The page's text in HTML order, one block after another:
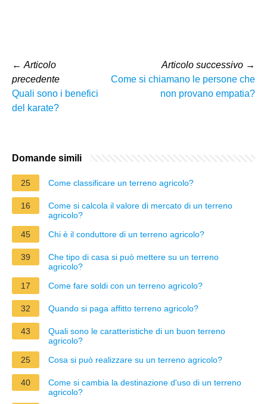
← Articolo
precedente
Quali sono i benefici
del karate?
Articolo successivo →
Come si chiamano le persone che
non provano empatia?
Domande simili
25 Come classificare un terreno agricolo?
16
Come si calcola il valore di mercato di un terreno
agricolo?
45
Chi è il conduttore di un terreno agricolo?
39
Che tipo di casa si può mettere su un terreno
agricolo?
17
Come fare soldi con un terreno agricolo?
32 Quando si paga affitto terreno agricolo?
43
Quali sono le caratteristiche di un buon terreno
agricolo?
25
Cosa si può realizzare su un terreno agricolo?
40
Come si cambia la destinazione d'uso di un terreno
agricolo?